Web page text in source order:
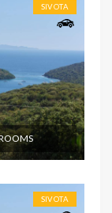
SIVOTA
SIVOTA